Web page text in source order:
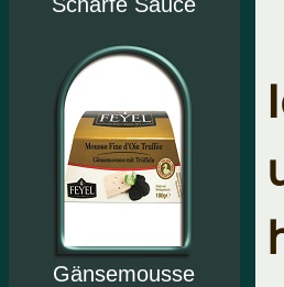
Gänsemousse